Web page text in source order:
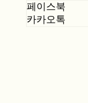
페이스북
카카오톡